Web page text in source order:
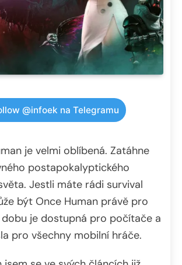
@infoek na Telegramu
je velmi oblíbená. Zatáhne
postapokalyptického
Jestli máte rádi survival
být Once Human právě pro
dobu je dostupná pro počítače a
pro všechny mobilní hráče.